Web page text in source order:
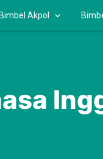
Bimbel Akpol